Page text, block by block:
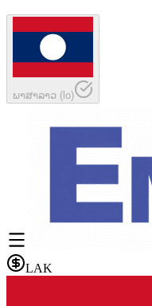
ພາສາລາວ (lo)
LAK